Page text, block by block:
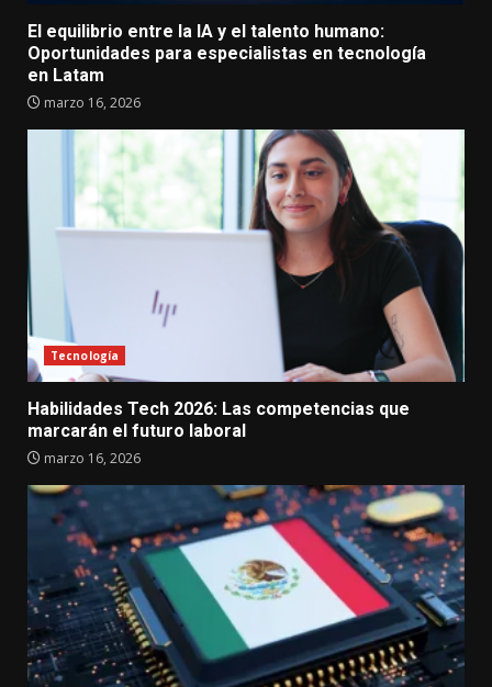
El equilibrio entre la IA y el talento humano:
Oportunidades para especialistas en tecnología
en Latam
marzo 16, 2026
Tecnología
Habilidades Tech 2026: Las competencias que
marcarán el futuro laboral
marzo 16, 2026